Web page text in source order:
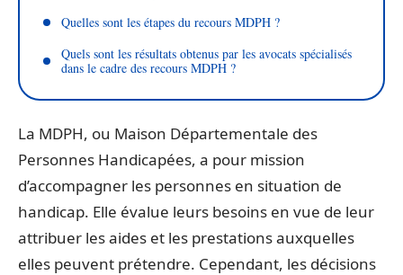
Quelles sont les étapes du recours MDPH ?
Quels sont les résultats obtenus par les avocats spécialisés
dans le cadre des recours MDPH ?
La MDPH, ou Maison Départementale des
Personnes Handicapées, a pour mission
d’accompagner les personnes en situation de
handicap. Elle évalue leurs besoins en vue de leur
attribuer les aides et les prestations auxquelles
elles peuvent prétendre. Cependant, les décisions